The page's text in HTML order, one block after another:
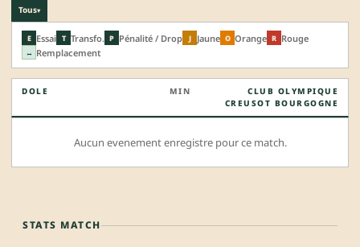
Tous▾
E Essai T Transfo. P Pénalité / Drop J Jaune O Orange R Rouge
↔ Remplacement
DOLE MIN
CLUB OLYMPIQUE
CREUSOT BOURGOGNE
Aucun evenement enregistre pour ce match.
STATS MATCH